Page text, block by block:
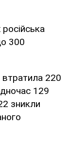
300
втратила 220
129
зникли